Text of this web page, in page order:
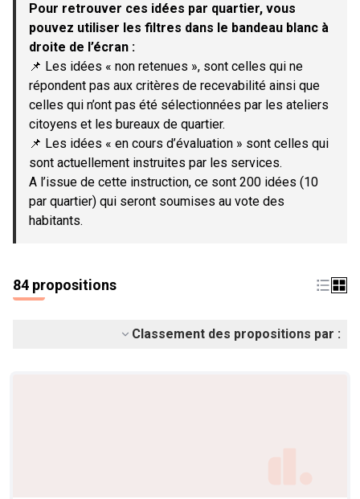
Pour retrouver ces idées par quartier, vous
pouvez utiliser les filtres dans le bandeau blanc à
droite de l’écran :
📌 Les idées « non retenues », sont celles qui ne
répondent pas aux critères de recevabilité ainsi que
celles qui n’ont pas été sélectionnées par les ateliers
citoyens et les bureaux de quartier.
📌 Les idées « en cours d’évaluation » sont celles qui
sont actuellement instruites par les services.
A l’issue de cette instruction, ce sont 200 idées (10
par quartier) qui seront soumises au vote des
habitants.
84 propositions
Classement des propositions par :